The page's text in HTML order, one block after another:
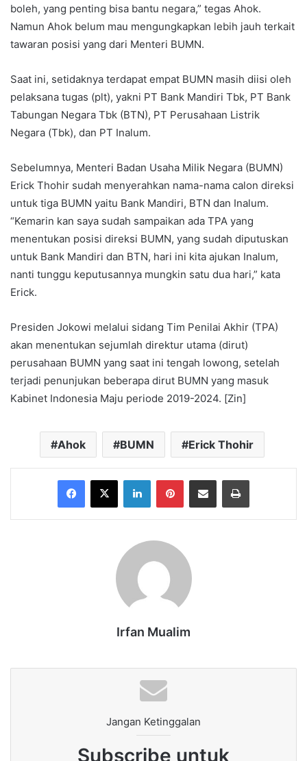
boleh, yang penting bisa bantu negara,” tegas Ahok.
Namun Ahok belum mau mengungkapkan lebih jauh terkait
tawaran posisi yang dari Menteri BUMN.
Saat ini, setidaknya terdapat empat BUMN masih diisi oleh
pelaksana tugas (plt), yakni PT Bank Mandiri Tbk, PT Bank
Tabungan Negara Tbk (BTN), PT Perusahaan Listrik
Negara (Tbk), dan PT Inalum.
Sebelumnya, Menteri Badan Usaha Milik Negara (BUMN)
Erick Thohir sudah menyerahkan nama-nama calon direksi
untuk tiga BUMN yaitu Bank Mandiri, BTN dan Inalum.
“Kemarin kan saya sudah sampaikan ada TPA yang
menentukan posisi direksi BUMN, yang sudah diputuskan
untuk Bank Mandiri dan BTN, hari ini kita ajukan Inalum,
nanti tunggu keputusannya mungkin satu dua hari,” kata
Erick.
Presiden Jokowi melalui sidang Tim Penilai Akhir (TPA)
akan menentukan sejumlah direktur utama (dirut)
perusahaan BUMN yang saat ini tengah lowong, setelah
terjadi penunjukan beberapa dirut BUMN yang masuk
Kabinet Indonesia Maju periode 2019-2024. [Zin]
Ahok BUMN Erick Thohir
Facebook
X LinkedInPinterestShare via Email Print
Irfan Mualim
Jangan Ketinggalan
Subscribe untuk